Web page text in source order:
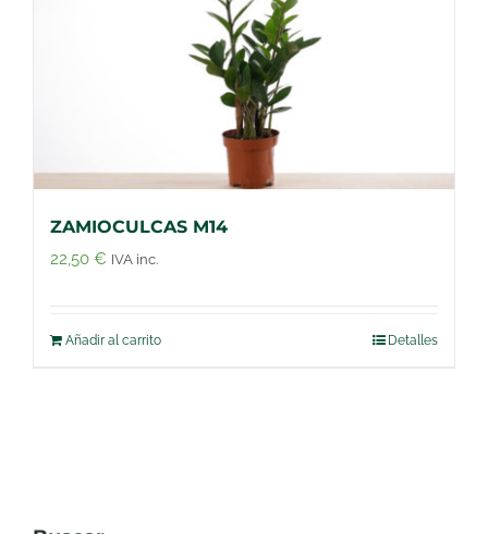
ZAMIOCULCAS M14
22,50 € IVA inc.
Añadir al carrito Detalles